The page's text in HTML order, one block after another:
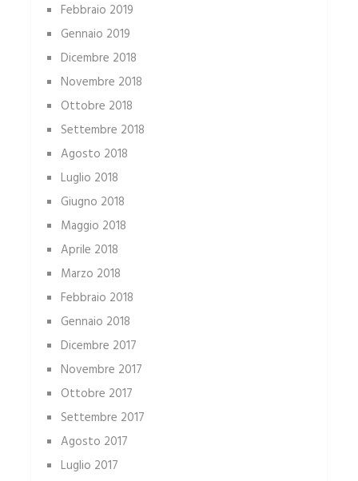
Febbraio 2019
Gennaio 2019
Dicembre 2018
Novembre 2018
Ottobre 2018
Settembre 2018
Agosto 2018
Luglio 2018
Giugno 2018
Maggio 2018
Aprile 2018
Marzo 2018
Febbraio 2018
Gennaio 2018
Dicembre 2017
Novembre 2017
Ottobre 2017
Settembre 2017
Agosto 2017
Luglio 2017